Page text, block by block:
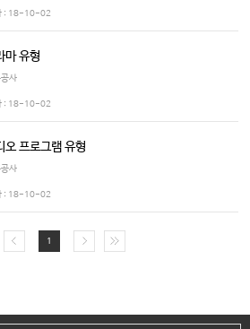
: 18-10-02
마 유형
사
: 18-10-02
오 프로그램 유형
사
: 18-10-02
1